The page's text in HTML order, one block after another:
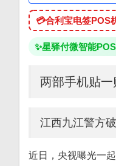
💳合利宝电签POS
✨星驿付微智能
两部手机贴
江西九江警方
近日，央视曝光一